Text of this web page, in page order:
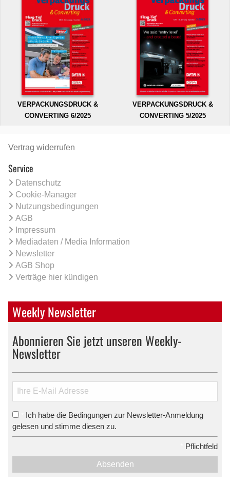
VERPACKUNGSDRUCK &
CONVERTING 6/2025
VERPACKUNGSDRUCK &
CONVERTING 5/2025
Vertrag widerrufen
Service
Datenschutz
Cookie-Manager
Nutzungsbedingungen
AGB
Impressum
Mediadaten / Media Information
Newsletter
AGB Shop
Verträge hier kündigen
Weekly Newsletter
Abonnieren Sie jetzt unseren Weekly-
Newsletter
Ich habe die Bedingungen zur Newsletter-Anmeldung
gelesen und stimme diesen zu.
Pflichtfeld
Absenden